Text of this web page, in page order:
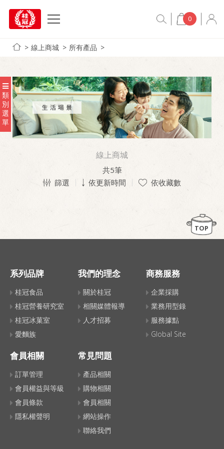
0
線上商城 所有產品
類
別
選
單
線上商城
共5筆
篩選
依更新時間 依收藏數
TOP
系列品牌
桂冠食品
桂冠營養研究室
桂冠冰菓室
愛麵族
我們的理念
關於桂冠
相關媒體報導
人才招募
商務服務
企業採購
業務用型錄
服務據點
Global Site
會員相關
訂單管理
會員權益與等級
會員條款
隱私權聲明
常見問題
產品相關
購物相關
會員相關
網站操作
聯絡我們